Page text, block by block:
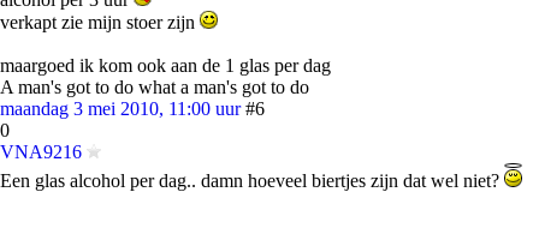
verkapt zie mijn stoer zijn
maargoed ik kom ook aan de 1 glas per dag
A man's got to do what a man's got to do
maandag 3 mei 2010, 11:00 uur #6
0
VNA9216
Een glas alcohol per dag.. damn hoeveel biertjes zijn dat wel niet?